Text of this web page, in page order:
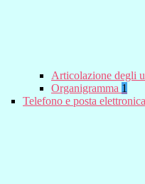
Articolazione degli
Organigramma 1
Telefono e posta elettronica